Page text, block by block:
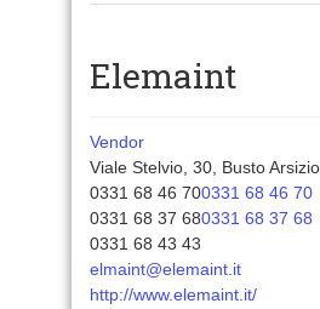
Elemaint
Vendor
Viale Stelvio, 30, Busto
0331 68 46 700331 68 46 70
0331 68 37 680331 68 37 68
0331 68 43 43
elmaint@elemaint.it
http://www.elemaint.it/